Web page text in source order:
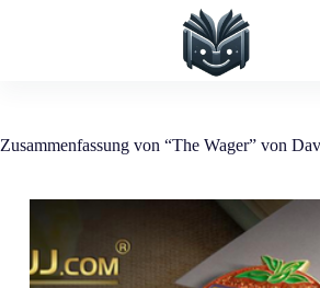
Zusammenfassung von “The Wager” von